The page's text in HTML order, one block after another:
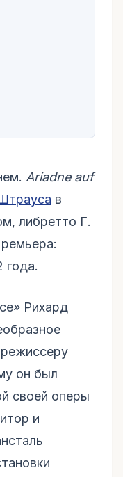
Ariadne auf
в
либретто Г.
года.
Рихард
он был
своей оперы
и